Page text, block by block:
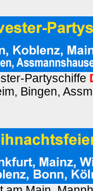
Partyschiffe
Bingen,